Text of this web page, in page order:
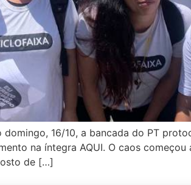
16/10, a bancada do PT
na íntegra AQUI. O caos
de […]